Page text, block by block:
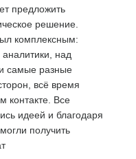
предложить
решение.
комплексным:
над
самые разные
всё время
контакте. Все
идеей и благодаря
получить